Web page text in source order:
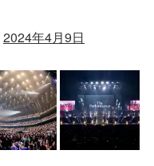
2024年4月9日